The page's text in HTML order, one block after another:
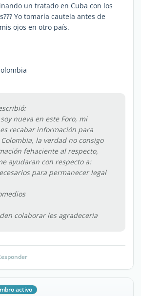
un tratado en Cuba con los
Yo tomaría cautela antes de
ojos en otro país.
nueva en este Foro, mi
recabar información para
la verdad no consigo
fehaciente al respecto,
ayudaran con respecto a:
para permanecer legal
colaborar les agradeceria
activo